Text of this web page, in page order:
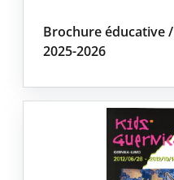
Brochure éducative
2025-2026